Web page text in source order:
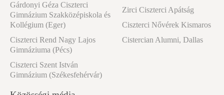
Gárdonyi Géza Ciszterci
Gimnázium Szakközépiskola és
Kollégium (Eger)
Ciszterci Rend Nagy Lajos
Gimnáziuma (Pécs)
Ciszterci Szent István
Gimnázium (Székesfehérvár)
Zirci Ciszterci Apátság
Ciszterci Nővérek Kismaros
Cistercian Alumni, Dallas